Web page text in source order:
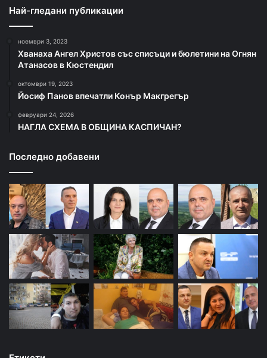
Най-гледани публикации
ноември 3, 2023
Хванаха Ангел Христов със списъци и бюлетини на Огнян
Атанасов в Кюстендил
октомври 19, 2023
Йосиф Панов впечатли Конър Макгрегър
февруари 24, 2026
НАГЛА СХЕМА В ОБЩИНА КАСПИЧАН?
Последно добавени